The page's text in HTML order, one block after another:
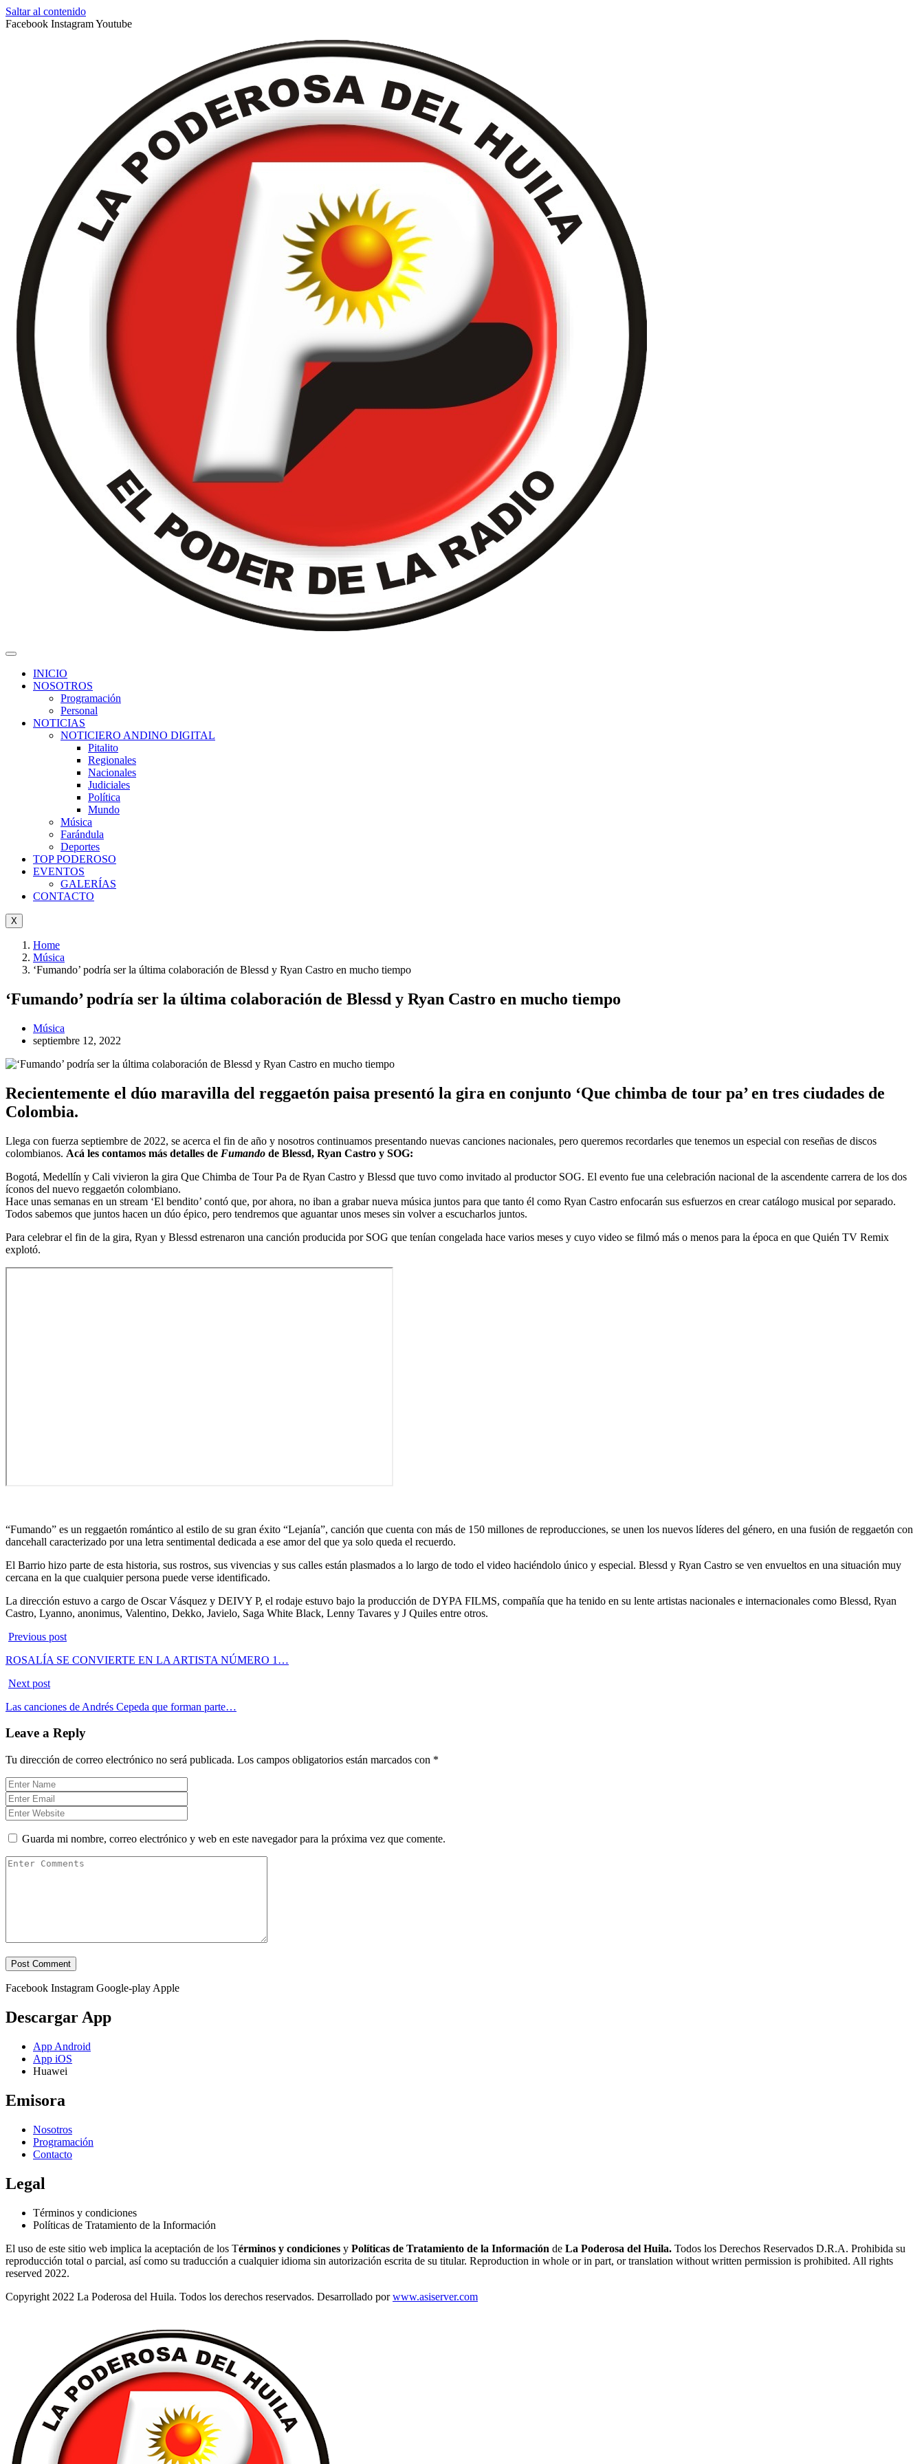
Saltar al contenido
Facebook InstagramYoutube
INICIO
NOSOTROS
Programación
Personal
NOTICIAS
NOTICIERO ANDINO DIGITAL
Pitalito
Regionales
Nacionales
Judiciales
Política
Mundo
Música
Farándula
Deportes
TOP PODEROSO
EVENTOS
GALERÍAS
CONTACTO
X
Home
Música
‘Fumando’ podría ser la última colaboración de Blessd y Ryan Castro en mucho tiempo
‘Fumando’ podría ser la última colaboración de Blessd y Ryan Castro en mucho tiempo
Música
septiembre 12, 2022
Recientemente el dúo maravilla del reggaetón paisa presentó la gira en conjunto ‘Que chimba de tour pa’ en tres ciudades de
Colombia.
Llega con fuerza septiembre de 2022, se acerca el fin de año y nosotros continuamos presentando nuevas canciones nacionales, pero queremos recordarles que tenemos un especial con reseñas de discos
colombianos. Acá les contamos más detalles de Fumando de Blessd, Ryan Castro y SOG:
Bogotá, Medellín y Cali vivieron la gira Que Chimba de Tour Pa de Ryan Castro y Blessd que tuvo como invitado al productor SOG. El evento fue una celebración nacional de la ascendente carrera de los dos
íconos del nuevo reggaetón colombiano.
Hace unas semanas en un stream ‘El bendito’ contó que, por ahora, no iban a grabar nueva música juntos para que tanto él como Ryan Castro enfocarán sus esfuerzos en crear catálogo musical por separado.
Todos sabemos que juntos hacen un dúo épico, pero tendremos que aguantar unos meses sin volver a escucharlos juntos.
Para celebrar el fin de la gira, Ryan y Blessd estrenaron una canción producida por SOG que tenían congelada hace varios meses y cuyo video se filmó más o menos para la época en que Quién TV Remix
explotó.
“Fumando” es un reggaetón romántico al estilo de su gran éxito “Lejanía”, canción que cuenta con más de 150 millones de reproducciones, se unen los nuevos líderes del género, en una fusión de reggaetón con
dancehall caracterizado por una letra sentimental dedicada a ese amor del que ya solo queda el recuerdo.
El Barrio hizo parte de esta historia, sus rostros, sus vivencias y sus calles están plasmados a lo largo de todo el video haciéndolo único y especial. Blessd y Ryan Castro se ven envueltos en una situación muy
cercana en la que cualquier persona puede verse identificado.
La dirección estuvo a cargo de Oscar Vásquez y DEIVY P, el rodaje estuvo bajo la producción de DYPA FILMS, compañía que ha tenido en su lente artistas nacionales e internacionales como Blessd, Ryan
Castro, Lyanno, anonimus, Valentino, Dekko, Javielo, Saga White Black, Lenny Tavares y J Quiles entre otros.
Previous post
ROSALÍA SE CONVIERTE EN LA ARTISTA NÚMERO 1…
Next post
Las canciones de Andrés Cepeda que forman parte…
Leave a Reply
Tu dirección de correo electrónico no será publicada. Los campos obligatorios están marcados con *
Guarda mi nombre, correo electrónico y web en este navegador para la próxima vez que comente.
Facebook Instagram Google-play Apple
Descargar App
App Android
App iOS
Huawei
Emisora
Nosotros
Programación
Contacto
Legal
Términos y condiciones
Políticas de Tratamiento de la Información
El uso de este sitio web implica la aceptación de los Términos y condiciones y Políticas de Tratamiento de la Información de La Poderosa del Huila. Todos los Derechos Reservados D.R.A. Prohibida su
reproducción total o parcial, así como su traducción a cualquier idioma sin autorización escrita de su titular. Reproduction in whole or in part, or translation without written permission is prohibited. All rights
reserved 2022.
Copyright 2022 La Poderosa del Huila. Todos los derechos reservados. Desarrollado porwww.asiserver.com